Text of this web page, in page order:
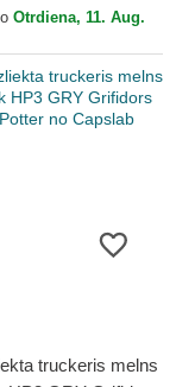
Otrdiena, 11. Aug.
truckeris melns